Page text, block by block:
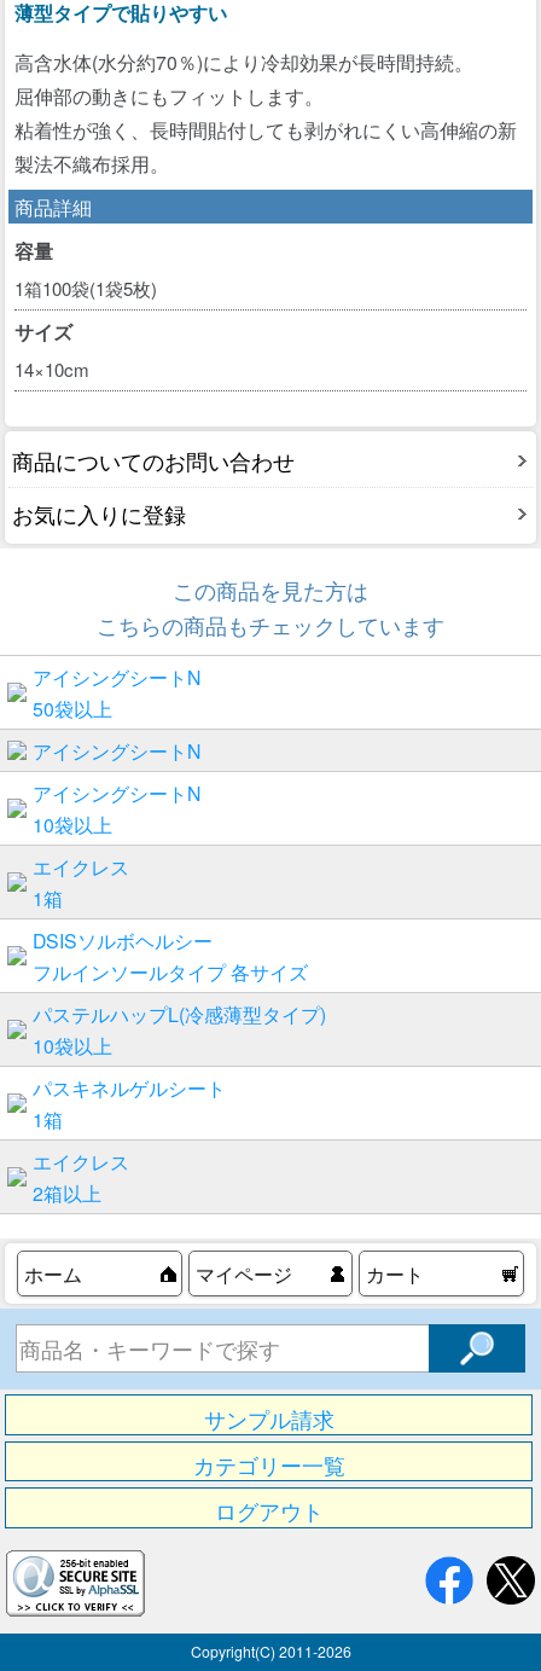
薄型タイプで貼りやすい
高含水体(水分約70％)により冷却効果が長時間持続。
屈伸部の動きにもフィットします。
粘着性が強く、長時間貼付しても剥がれにくい高伸縮の新
製法不織布採用。
商品詳細
容量
1箱100袋(1袋5枚)
サイズ
14×10cm
商品についてのお問い合わせ
お気に入りに登録
この商品を見た方は
こちらの商品もチェックしています
アイシングシートN
50袋以上
アイシングシートN
アイシングシートN
10袋以上
エイクレス
1箱
DSISソルボヘルシー
フルインソールタイプ 各サイズ
パステルハップL(冷感薄型タイプ)
10袋以上
パスキネルゲルシート
1箱
エイクレス
2箱以上
ホーム マイページ カート
サンプル請求
カテゴリー一覧
ログアウト
Copyright(C) 2011-2026